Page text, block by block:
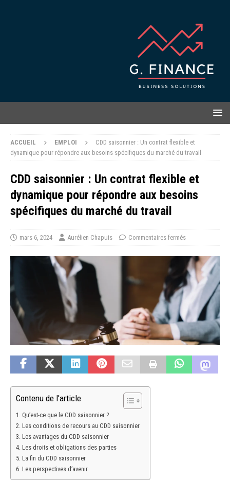
ACCUEIL EMPLOI
CDD saisonnier : Un contrat flexible et
dynamique pour répondre aux besoins spécifiques du marché du travail
CDD saisonnier : Un contrat flexible et
dynamique pour répondre aux besoins
spécifiques du marché du travail
mars 6, 2024 Aurélien Chapuis Commentaires fermés
Contenu de l'article
Qu’est-ce que le CDD saisonnier ?
Les conditions de recours au CDD saisonnier
Les avantages du CDD saisonnier
Les droits et obligations des parties
La fin du CDD saisonnier
Les perspectives d’avenir